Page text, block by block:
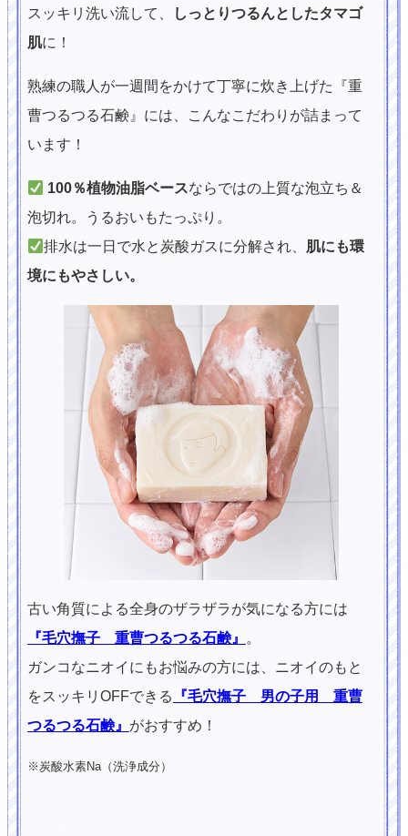
スッキリ洗い流して、
しっとりつるんとしたタマゴ
肌に！
熟練の職人が一週間をかけて丁寧に炊き上げた『重
曹つるつる石鹸』には、こんなこだわりが詰まって
います！
100％植物油脂ベースならではの上質な泡立ち＆
泡切れ。うるおいもたっぷり。
排水は一日で水と炭酸ガスに分解され、 肌にも環
境にもやさしい。
古い角質による全身のザラザラが気になる方には
『毛穴撫子 重曹つるつる石鹸』 。
ガンコなニオイにもお悩みの方には、ニオイのもと
をスッキリOFFできる
『毛穴撫子 男の子用 重曹
つるつる石鹸』 がおすすめ！
※炭酸水素Na（洗浄成分）